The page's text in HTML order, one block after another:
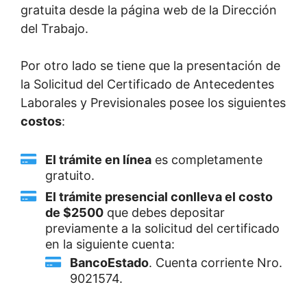
gratuita desde la página web de la Dirección
del Trabajo.
Por otro lado se tiene que la presentación de
la Solicitud del Certificado de Antecedentes
Laborales y Previsionales posee los siguientes
costos:
El trámite en línea es completamente
gratuito.
El trámite presencial conlleva el costo
de $2500 que debes depositar
previamente a la solicitud del certificado
en la siguiente cuenta:
BancoEstado. Cuenta corriente Nro.
9021574.